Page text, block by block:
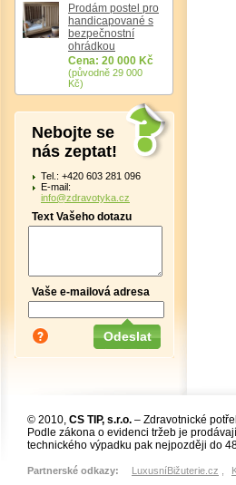
Prodám postel pro
handicapované s
bezpečnostní
ohrádkou
Cena: 20 000 Kč
(původně 29 000
Kč)
Nebojte se
nás zeptat!
Tel.: +420 603 281 096
E-mail:
info@zdravotyka.cz
Text Vašeho dotazu
Vaše e-mailová adresa
© 2010, CS TIP, s.r.o. – Zdravotnické
Podle zákona o evidenci tržeb je
technického výpadku pak nejpozději do
Partnerské odkazy: LuxusníBižuterie.cz